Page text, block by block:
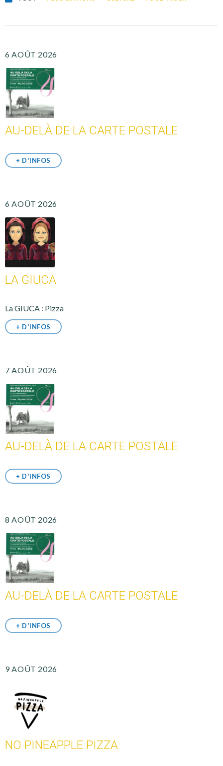
6 AOÛT 2026
AU-DELÀ DE LA CARTE POSTALE
+ D'INFOS
6 AOÛT 2026
LA GIUCA
La GIUCA : Pizza
+ D'INFOS
7 AOÛT 2026
AU-DELÀ DE LA CARTE POSTALE
+ D'INFOS
8 AOÛT 2026
AU-DELÀ DE LA CARTE POSTALE
+ D'INFOS
9 AOÛT 2026
NO PINEAPPLE PIZZA